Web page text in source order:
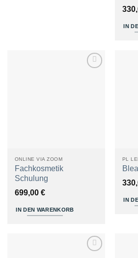
IN
ONLINE VIA ZOOM
Fachkosmetik
Schulung
699,00 €
IN DEN WARENKORB
PL
IN